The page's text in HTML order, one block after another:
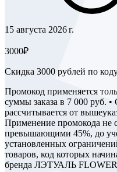
15 августа 2026 г.
3000₽
Скидка 3000 рублей по
Промокод применяется
суммы заказа в 7 000 руб.
рассчитывается от
Применение промокода не
превышающими 45%, до
установленных
товаров, код которых
бренда ЛЭТУАЛЬ